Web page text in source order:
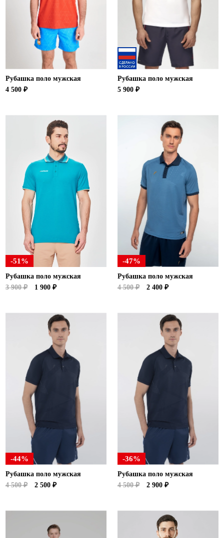
Рубашка поло мужская
4 500 ₽
Рубашка поло мужская
5 900 ₽
-51%
Рубашка поло мужская
3 900 ₽
1 900 ₽
-47%
Рубашка поло мужская
4 500 ₽
2 400 ₽
-44%
Рубашка поло мужская
4 500 ₽
2 500 ₽
-36%
Рубашка поло мужская
4 500 ₽
2 900 ₽